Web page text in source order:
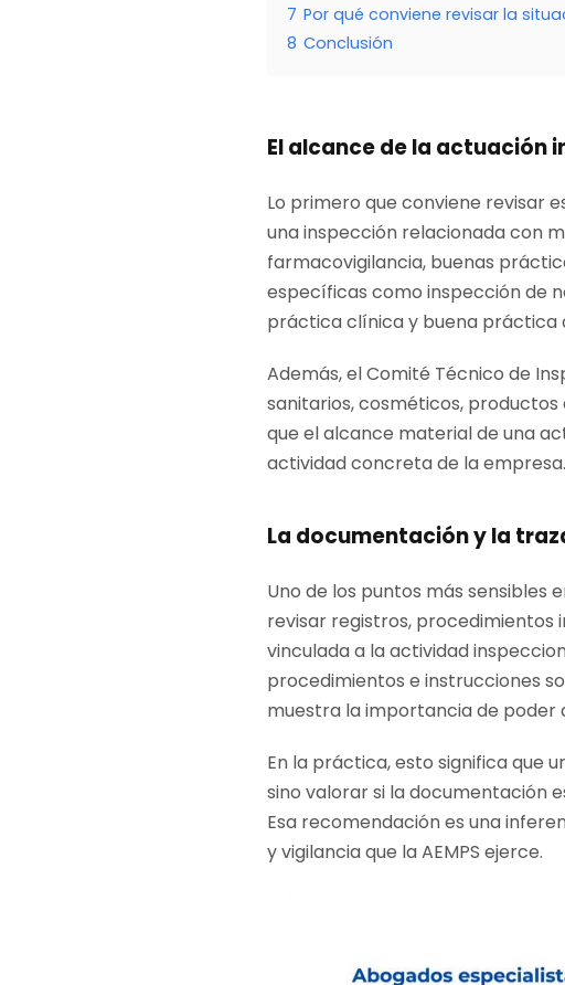
7 Por qué conviene revisar la
8 Conclusión
El alcance de la actuación
Lo primero que conviene revisar
una inspección relacionada con
farmacovigilancia, buenas
específicas como inspección de
práctica clínica y buena práctica
Además, el Comité Técnico de
sanitarios, cosméticos,
que el alcance material de una
actividad concreta de la empresa.
La documentación y la
Uno de los puntos más sensibles
revisar registros, procedimientos
vinculada a la actividad
procedimientos e instrucciones
muestra la importancia de
En la práctica, esto significa que
sino valorar si la documentación
Esa recomendación es una
y vigilancia que la AEMPS ejerce.